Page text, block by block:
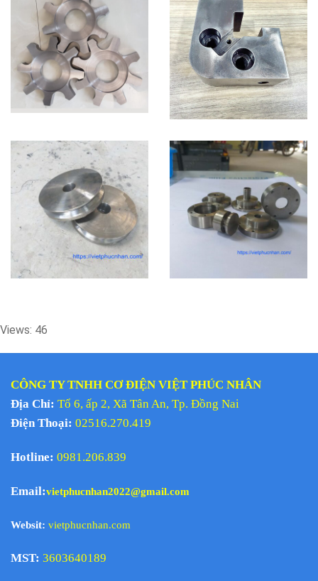
Views: 46
CÔNG TY TNHH CƠ ĐIỆN VIỆT PHÚC NHÂN
Địa Chỉ: Tổ 6, ấp 2, Xã Tân An, Tp. Đồng Nai
Điện Thoại: 02516.270.419
Hotline: 0981.206.839
Email:vietphucnhan2022@gmail.com
Websit: vietphucnhan.com
MST: 3603640189